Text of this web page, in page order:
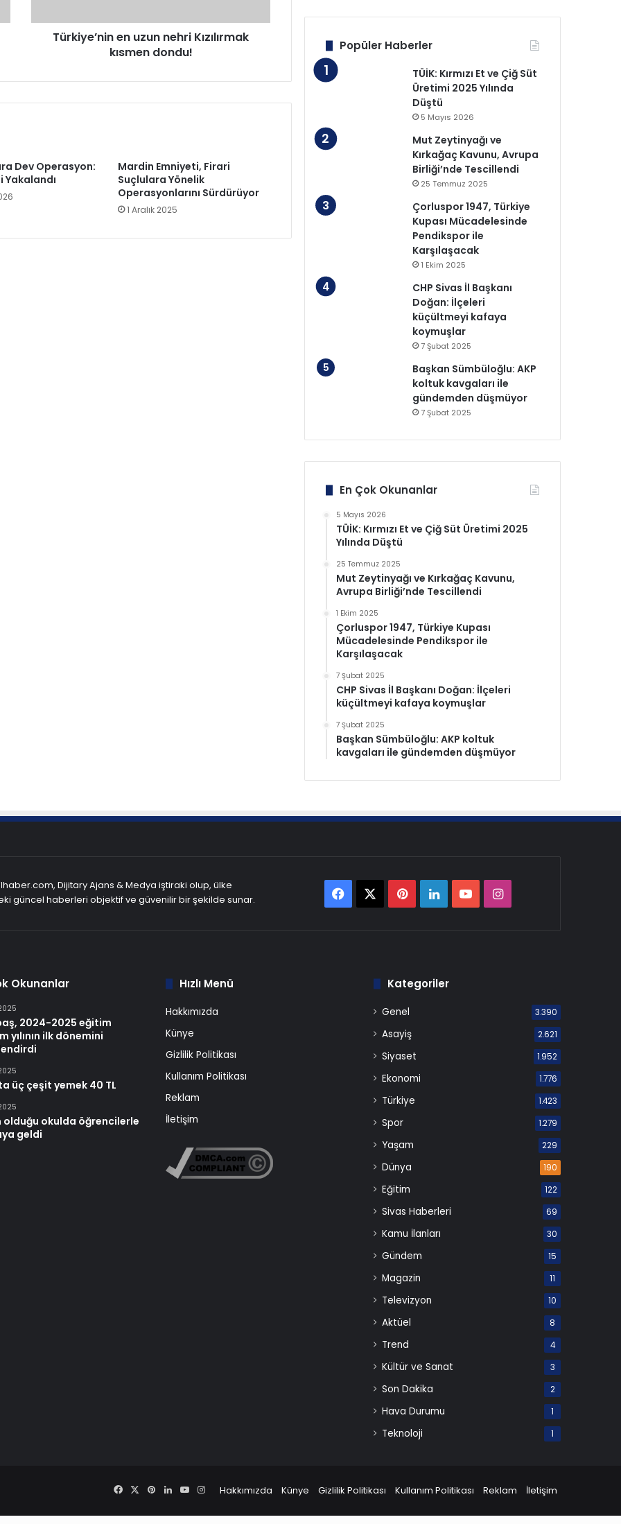
Türkiye’nin en uzun nehri Kızılırmak
kısmen dondu!
Dev Operasyon:
Yakalandı
Mardin Emniyeti, Firari
Suçlulara Yönelik
Operasyonlarını Sürdürüyor
1 Aralık 2025
Popüler Haberler
TÜİK: Kırmızı Et ve Çiğ Süt
Üretimi 2025 Yılında
Düştü
5 Mayıs 2026
Mut Zeytinyağı ve
Kırkağaç Kavunu, Avrupa
Birliği’nde Tescillendi
25 Temmuz 2025
Çorluspor 1947, Türkiye
Kupası Mücadelesinde
Pendikspor ile
Karşılaşacak
1 Ekim 2025
CHP Sivas İl Başkanı
Doğan: İlçeleri
küçültmeyi kafaya
koymuşlar
7 Şubat 2025
Başkan Sümbüloğlu: AKP
koltuk kavgaları ile
gündemden düşmüyor
7 Şubat 2025
En Çok Okunanlar
5 Mayıs 2026
TÜİK: Kırmızı Et ve Çiğ Süt Üretimi 2025
Yılında Düştü
25 Temmuz 2025
Mut Zeytinyağı ve Kırkağaç Kavunu,
Avrupa Birliği’nde Tescillendi
1 Ekim 2025
Çorluspor 1947, Türkiye Kupası
Mücadelesinde Pendikspor ile
Karşılaşacak
7 Şubat 2025
CHP Sivas İl Başkanı Doğan: İlçeleri
küçültmeyi kafaya koymuşlar
7 Şubat 2025
Başkan Sümbüloğlu: AKP koltuk
kavgaları ile gündemden düşmüyor
Dijitary Ajans & Medya iştiraki olup, ülke
güncel haberleri objektif ve güvenilir bir şekilde sunar.
FacebookPinterest
LinkedInYouTubeInstagram
Okunanlar
2024-2025 eğitim
yılının ilk dönemini
üç çeşit yemek 40 TL
olduğu okulda öğrencilerle
geldi
Hızlı Menü
Hakkımızda
Künye
Gizlilik Politikası
Kullanım Politikası
Reklam
İletişim
Kategoriler
Genel 3.390
Asayiş 2.621
Siyaset 1.952
Ekonomi 1.776
Türkiye 1.423
Spor 1.279
Yaşam 229
Dünya 190
Eğitim 122
Sivas Haberleri 69
Kamu İlanları 30
Gündem 15
Magazin 11
Televizyon 10
Aktüel 8
Trend 4
Kültür ve Sanat 3
Son Dakika 2
Hava Durumu 1
Teknoloji 1
Hakkımızda Künye Gizlilik Politikası Kullanım Politikası Reklam İletişim
Facebook
X PinterestLinkedInYouTube
Instagram